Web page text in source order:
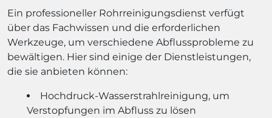
Ein professioneller Rohrreinigungsdienst verfügt
über das Fachwissen und die erforderlichen
Werkzeuge, um verschiedene Abflussprobleme zu
bewältigen. Hier sind einige der Dienstleistungen,
die sie anbieten können:
Hochdruck-Wasserstrahlreinigung, um
Verstopfungen im Abfluss zu lösen